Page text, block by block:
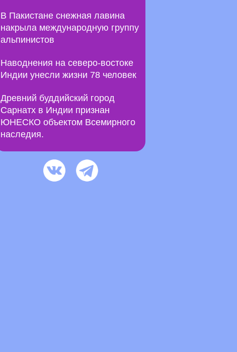
В Пакистане снежная лавина
накрыла международную группу
альпинистов
Наводнения на северо-востоке
Индии унесли жизни 78 человек
Древний буддийский город
Сарнатх в Индии признан
ЮНЕСКО объектом Всемирного
наследия.